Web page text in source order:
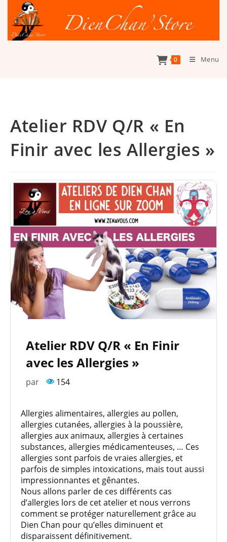
content
0 Menu
Atelier RDV Q/R « En
Finir avec les Allergies »
Atelier RDV Q/R « En Finir
avec les Allergies »
par 154
Allergies alimentaires, allergies au pollen,
allergies cutanées, allergies à la poussière,
allergies aux animaux, allergies à certaines
substances, allergies médicamenteuses, … Ces
allergies sont parfois de vraies allergies, et
parfois de simples intoxications, mais tout aussi
impressionnantes et gênantes.
Nous allons parler de ces différents cas
d’allergies lors de cet atelier et nous verrons
comment se protéger naturellement grâce au
Dien Chan pour qu’elles diminuent et
disparaissent définitivement.